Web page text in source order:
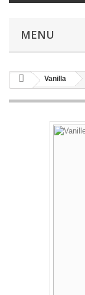
MENU
Vanilla